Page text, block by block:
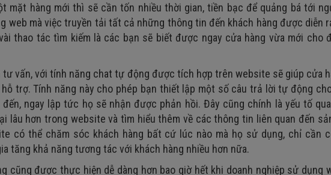
mặt hàng mới thì sẽ cần tốn nhiều thời gian, tiền bạc để quảng bá tới
web mà việc truyền tải tất cả những thông tin đến khách hàng được diễn
thao tác tìm kiếm là các bạn sẽ biết được ngay cửa hàng vừa mới cho
tư vấn, với tính năng chat tự động được tích hợp trên website sẽ giúp cửa
trợ. Tính năng này cho phép bạn thiết lập một số câu trả lời tự động
ngay lập tức họ sẽ nhận được phản hồi. Đây cũng chính là yếu tố
lâu hơn trong website và tìm hiểu thêm về các thông tin liên quan đến
có thể chăm sóc khách hàng bất cứ lúc nào mà họ sử dụng, chỉ cần
tăng khả năng tương tác với khách hàng nhiều hơn nữa.
cũng được thực hiện dễ dàng hơn bao giờ hết khi doanh nghiệp sử dụng